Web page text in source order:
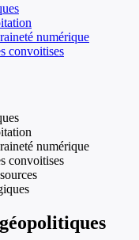
numérique
convoitises
numérique
convoitises